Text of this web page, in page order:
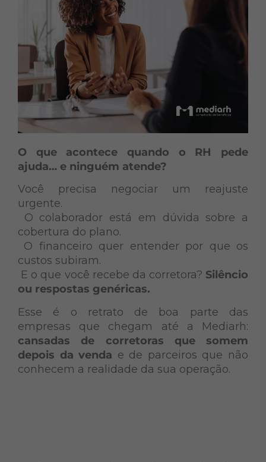
O que acontece quando o RH pede
ajuda… e ninguém atende?
Você precisa negociar um reajuste
urgente.
O colaborador está em dúvida sobre a
cobertura do plano.
O financeiro quer entender por que os
custos subiram.
E o que você recebe da corretora? Silêncio
ou respostas genéricas.
Esse é o retrato de boa parte das
empresas que chegam até a Mediarh:
cansadas de corretoras que somem
depois da venda e de parceiros que não
conhecem a realidade da sua operação.